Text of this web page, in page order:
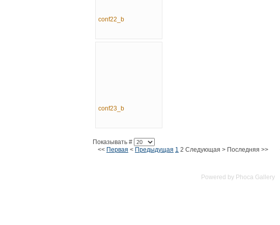
conf22_b
conf23_b
Показывать #
<< Первая < Предыдущая 1 2 Следующая > Последняя >>
Powered by Phoca Gallery